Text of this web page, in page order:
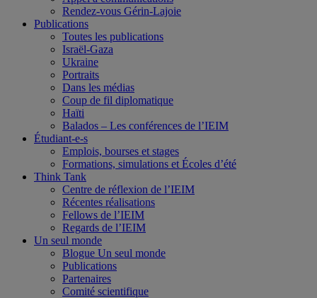
Rendez-vous Gérin-Lajoie
Publications
Toutes les publications
Israël-Gaza
Ukraine
Portraits
Dans les médias
Coup de fil diplomatique
Haïti
Balados – Les conférences de l’IEIM
Étudiant-e-s
Emplois, bourses et stages
Formations, simulations et Écoles d’été
Think Tank
Centre de réflexion de l’IEIM
Récentes réalisations
Fellows de l’IEIM
Regards de l’IEIM
Un seul monde
Blogue Un seul monde
Publications
Partenaires
Comité scientifique